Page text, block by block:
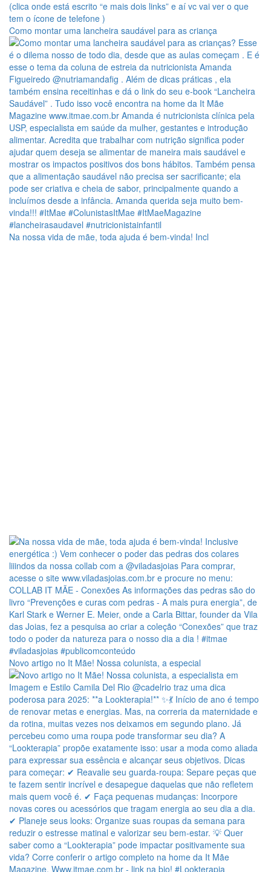
Como montar uma lancheira saudável para as criança
Na nossa vida de mãe, toda ajuda é bem-vinda! Incl
Novo artigo no It Mãe! Nossa colunista, a especial